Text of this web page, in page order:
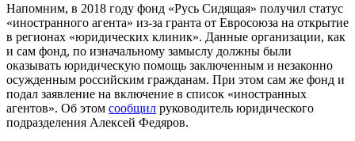
Напомним, в 2018 году фонд «Русь Сидящая» получил статус
«иностранного агента» из-за гранта от Евросоюза на открытие
в регионах «юридических клиник». Данные организации, как
и сам фонд, по изначальному замыслу должны были
оказывать юридическую помощь заключенным и незаконно
осужденным российским гражданам. При этом сам же фонд и
подал заявление на включение в список «иностранных
агентов». Об этом сообщил руководитель юридического
подразделения Алексей Федяров.